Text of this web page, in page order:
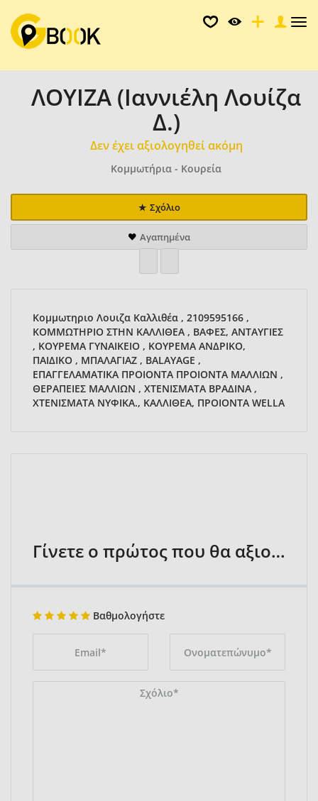
ΛΟΥΙΖΑ (Ιαννιέλη Λουίζα
Δ.)
Δεν έχει αξιολογηθεί ακόμη
Κομμωτήρια - Κουρεία
Σχόλιο
Αγαπημένα
Κομμωτηριο Λουιζα Καλλιθέα , 2109595166 ,
ΚΟΜΜΩΤΗΡΙΟ ΣΤΗΝ ΚΑΛΛΙΘΕΑ , ΒΑΦΕΣ, ΑΝΤΑΥΓΙΕΣ
, ΚΟΥΡΕΜΑ ΓΥΝΑΙΚΕΙΟ , ΚΟΥΡΕΜΑ ΑΝΔΡΙΚΟ,
ΠΑΙΔΙΚΟ , ΜΠΑΛΑΓΙΑΖ , BALAYAGE ,
ΕΠΑΓΓΕΛΑΜΑΤΙΚΑ ΠΡΟΙΟΝΤΑ ΠΡΟΙΟΝΤΑ ΜΑΛΛΙΩΝ ,
ΘΕΡΑΠΕΙΕΣ ΜΑΛΛΙΩΝ , ΧΤΕΝΙΣΜΑΤΑ ΒΡΑΔΙΝΑ ,
ΧΤΕΝΙΣΜΑΤΑ ΝΥΦΙΚΑ., ΚΑΛΛΙΘΕΑ, ΠΡΟΙΟΝΤΑ WELLA
Γίνετε ο πρώτος που θα αξιολογήσει
Βαθμολογήστε